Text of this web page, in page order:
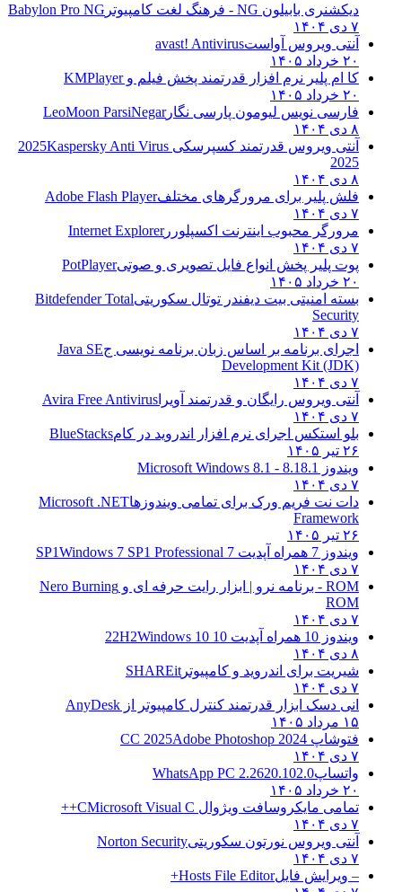
دیکشنری بابیلون NG - فرهنگ لغت کامپیوتر
Babylon Pro NG
۷ دی ۱۴۰۴
آنتی ویروس آواستavast! Antivirus
۲۰ خرداد ۱۴۰۵
کا ام پلیر نرم افزار قدرتمند پخش فیلم وKMPlayer
۲۰ خرداد ۱۴۰۵
فارسی نویس لیومون پارسی نگارLeoMoon ParsiNegar
۸ دی ۱۴۰۴
آنتی ویروس قدرتمند کسپرسکی 2025 Kaspersky Anti Virus
2025
۸ دی ۱۴۰۴
فلش پلیر برای مرورگرهای مختلفAdobe Flash Player
۷ دی ۱۴۰۴
مرورگر محبوب اینترنت اکسپلوررInternet Explorer
۷ دی ۱۴۰۴
پوت پلیر پخش انواع فایل تصویری و صوتیPotPlayer
۲۰ خرداد ۱۴۰۵
بسته امنیتی بیت دیفندر توتال سکوریتیBitdefender Total
Security
۷ دی ۱۴۰۴
اجرای برنامه بر اساس زبان برنامه نویسی جJava SE
Development Kit (JDK)
۷ دی ۱۴۰۴
آنتی ویروس رایگان و قدرتمند آویرا Avira Free Antivirus
۷ دی ۱۴۰۴
بلو استکس اجرای نرم افزار اندروید در کامBlueStacks
۲۶ تیر ۱۴۰۵
ویندوز 8.1
8.1 - Microsoft Windows 8.1
۷ دی ۱۴۰۴
دات نت فریم ورک برای تمامی ویندوزهاMicrosoft .NET
Framework
۲۶ تیر ۱۴۰۵
ویندوز 7 همراه آپدیت 7 SP1
Windows 7 SP1 Professional
۷ دی ۱۴۰۴
ROM - برنامه نرو | ابزار رایت حرفه ای و
Nero Burning
ROM
۷ دی ۱۴۰۴
ویندوز 10 همراه آپدیت 10 22H2
Windows 10
۸ دی ۱۴۰۴
شیریت برای اندروید و کامپیوتر SHAREit
۷ دی ۱۴۰۴
انی دسک ابزار قدرتمند کنترل کامپیوتر از AnyDesk
۱۵ مرداد ۱۴۰۵
فتوشاپ CC 2025 Adobe Photoshop 2024
۷ دی ۱۴۰۴
واتساپWhatsApp PC 2.2620.102.0
۲۰ خرداد ۱۴۰۵
تمامی مایکروسافت ویژوال C Microsoft Visual C++
۷ دی ۱۴۰۴
آنتی ویروس نورتون سکوریتیNorton Security
۷ دی ۱۴۰۴
– ویرایش فایلHosts File Editor+